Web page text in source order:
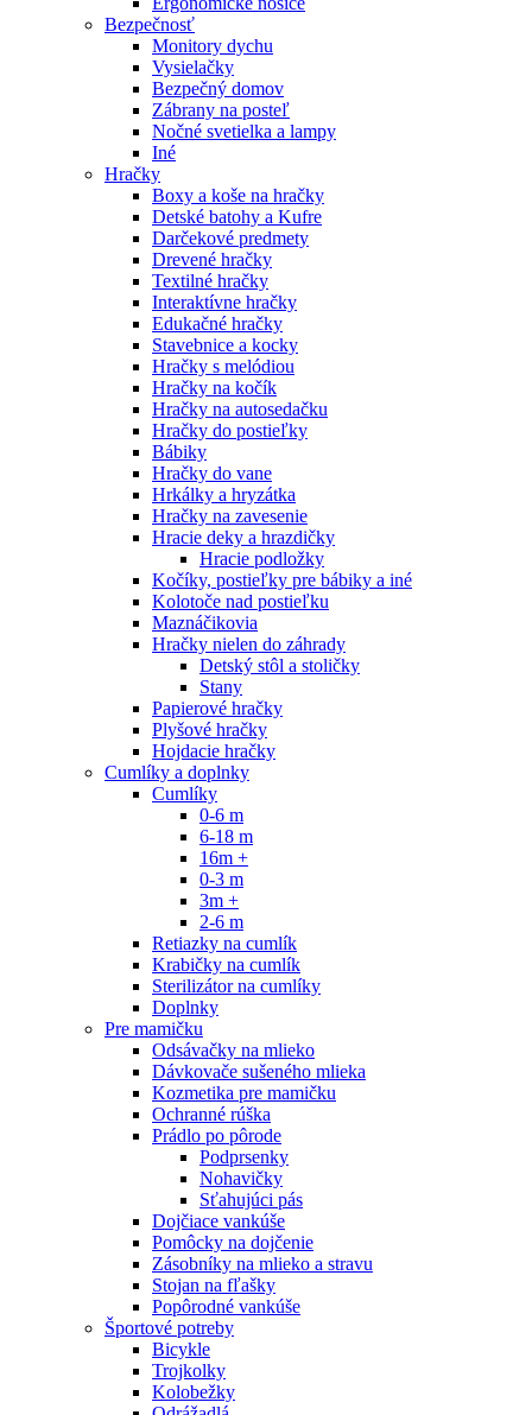
Bezpečnosť
Monitory dychu
Vysielačky
Bezpečný domov
Zábrany na posteľ
Nočné svetielka a lampy
Iné
Hračky
Boxy a koše na hračky
Detské batohy a Kufre
Darčekové predmety
Drevené hračky
Textilné hračky
Interaktívne hračky
Edukačné hračky
Stavebnice a kocky
Hračky s melódiou
Hračky na kočík
Hračky na autosedačku
Hračky do postieľky
Bábiky
Hračky do vane
Hrkálky a hryzátka
Hračky na zavesenie
Hracie deky a hrazdičky
Hracie podložky
Kočíky, postieľky pre bábiky a iné
Kolotoče nad postieľku
Maznáčikovia
Hračky nielen do záhrady
Detský stôl a stoličky
Stany
Papierové hračky
Plyšové hračky
Hojdacie hračky
Cumlíky a doplnky
Cumlíky
0-6 m
6-18 m
16m +
0-3 m
3m +
2-6 m
Retiazky na cumlík
Krabičky na cumlík
Sterilizátor na cumlíky
Doplnky
Pre mamičku
Odsávačky na mlieko
Dávkovače sušeného mlieka
Kozmetika pre mamičku
Ochranné rúška
Prádlo po pôrode
Podprsenky
Nohavičky
Sťahujúci pás
Dojčiace vankúše
Pomôcky na dojčenie
Zásobníky na mlieko a stravu
Stojan na fľašky
Popôrodné vankúše
Športové potreby
Bicykle
Trojkolky
Kolobežky